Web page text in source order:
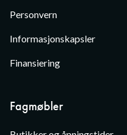
Personvern
Informasjonskapsler
Finansiering
Fagmøbler